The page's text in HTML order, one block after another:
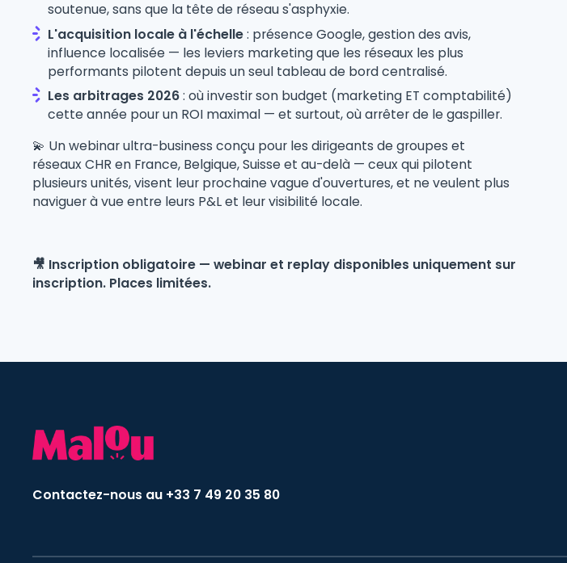
soutenue, sans que la tête de réseau s'asphyxie.
L'acquisition locale à l'échelle: présence Google, gestion des avis,
influence localisée — les leviers marketing que les réseaux les plus
performants pilotent depuis un seul tableau de bord centralisé.
Les arbitrages 2026: où investir son budget (marketing ET comptabilité)
cette année pour un ROI maximal — et surtout, où arrêter de le gaspiller.
💫 Un webinar ultra-business conçu pour les dirigeants de groupes et
réseaux CHR en France, Belgique, Suisse et au-delà — ceux qui pilotent
plusieurs unités, visent leur prochaine vague d'ouvertures, et ne veulent plus
naviguer à vue entre leurs P&L et leur visibilité locale.
🎥 Inscription obligatoire — webinar et replay disponibles uniquement sur
inscription. Places limitées.
Contactez-nous au +33 7 49 20 35 80